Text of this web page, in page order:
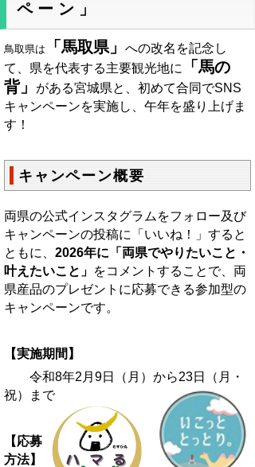
ペーン」
鳥取県は 「馬取県」
への改名を記念し
て、県を代表する主要観光地に
「馬の
背」
がある宮城県と、初めて合同でSNS
キャンペーンを実施し、午年を盛り上げま
す！
キャンペーン概要
両県の公式インスタグラムをフォロー及び
キャンペーンの投稿に「いいね！」すると
ともに、 2026年に「両県でやりたいこと・
叶えたいこと」
をコメントすることで、両
県産品のプレゼントに応募できる参加型の
キャンペーンです。
【実施期間】
令和8年2月9日（月）から23日（月・
祝）まで
【応募
方法】